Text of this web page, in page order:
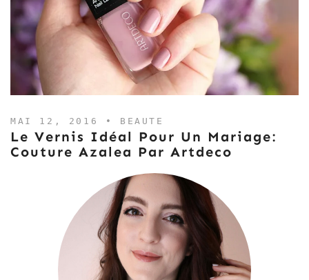
MAI 12, 2016 • BEAUTE
Le Vernis Idéal Pour Un Mariage:
Couture Azalea Par Artdeco